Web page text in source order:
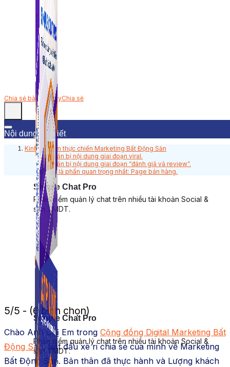
Simple Chat Pro
Phần mềm quản lý chat trên nhiều tài khoản Social &
sàn TMDT.
Simple Chat Pro
Phần mềm quản lý chat trên nhiều tài khoản Social &
sàn TMDT.
Chia sẻ bài viết nàyChia sẻ
Nội dung bài viết
Kinh nghiệm thực chiến Marketing Bất Động Sản
Chuẩn bị nội dung giai đoạn viral.
Chuẩn bị nội dung giai đoạn “đánh giá và review”.
Đây là phần quan trọng nhất: Page bán hàng.
5/5 - (6 bình chọn)
Chào Anh Chị Em trong Cộng đồng Digital Marketing Bất
Động Sản. Bắt đầu xê ri chia sẻ của mình về Marketing
Bất Động Sản. Bản thân đã thực hành và Lượng khách